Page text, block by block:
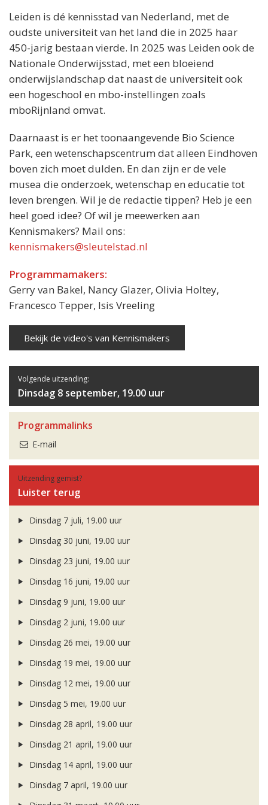
Leiden is dé kennisstad van Nederland, met de
oudste universiteit van het land die in 2025 haar
450-jarig bestaan vierde. In 2025 was Leiden ook de
Nationale Onderwijsstad, met een bloeiend
onderwijslandschap dat naast de universiteit ook
een hogeschool en mbo-instellingen zoals
mboRijnland omvat.
Daarnaast is er het toonaangevende Bio Science
Park, een wetenschapscentrum dat alleen Eindhoven
boven zich moet dulden. En dan zijn er de vele
musea die onderzoek, wetenschap en educatie tot
leven brengen. Wil je de redactie tippen? Heb je een
heel goed idee? Of wil je meewerken aan
Kennismakers? Mail ons:
kennismakers@sleutelstad.nl
Programmamakers:
Gerry van Bakel, Nancy Glazer, Olivia Holtey,
Francesco Tepper, Isis Vreeling
Bekijk de video's van Kennismakers
Volgende uitzending:
Dinsdag 8 september, 19.00 uur
Programmalinks
E-mail
Uitzending gemist?
Luister terug
Dinsdag 7 juli, 19.00 uur
Dinsdag 30 juni, 19.00 uur
Dinsdag 23 juni, 19.00 uur
Dinsdag 16 juni, 19.00 uur
Dinsdag 9 juni, 19.00 uur
Dinsdag 2 juni, 19.00 uur
Dinsdag 26 mei, 19.00 uur
Dinsdag 19 mei, 19.00 uur
Dinsdag 12 mei, 19.00 uur
Dinsdag 5 mei, 19.00 uur
Dinsdag 28 april, 19.00 uur
Dinsdag 21 april, 19.00 uur
Dinsdag 14 april, 19.00 uur
Dinsdag 7 april, 19.00 uur